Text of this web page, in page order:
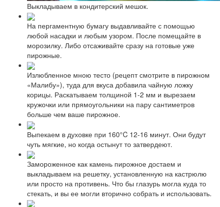
Выкладываем в кондитерский мешок.
На пергаментную бумагу выдавливайте с помощью
любой насадки и любым узором. После помещайте в
морозилку. Либо отсаживайте сразу на готовые уже
пирожные.
Излюбленное мною тесто (рецепт смотрите в пирожном
«Малибу»), туда для вкуса добавила чайную ложку
корицы. Раскатываем толщиной 1-2 мм и вырезаем
кружочки или прямоугольники на пару сантиметров
больше чем ваше пирожное.
Выпекаем в духовке при 160°C 12-16 минут. Они будут
чуть мягкие, но когда остынут то затвердеют.
Замороженное как камень пирожное достаем и
выкладываем на решетку, установленную на кастрюлю
или просто на противень. Что бы глазурь могла куда то
стекать, и вы ее могли вторично собрать и использовать.